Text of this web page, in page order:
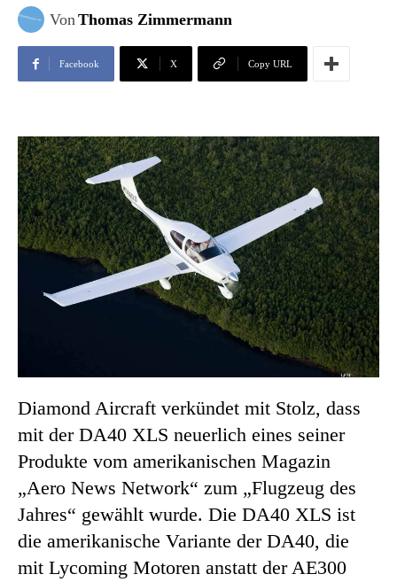
VonThomas Zimmermann
Facebook X Copy URL
Diamond Aircraft verkündet mit Stolz, dass
mit der DA40 XLS neuerlich eines seiner
Produkte vom amerikanischen Magazin
„Aero News Network“ zum „Flugzeug des
Jahres“ gewählt wurde. Die DA40 XLS ist
die amerikanische Variante der DA40, die
mit Lycoming Motoren anstatt der AE300